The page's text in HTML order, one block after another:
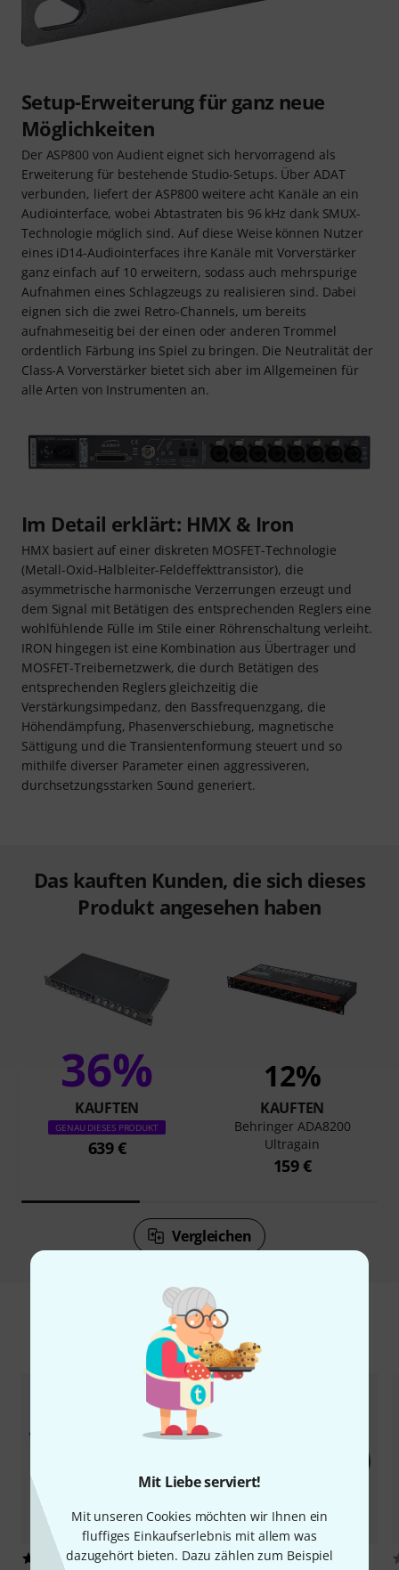
Mit Liebe serviert!
Mit unseren Cookies möchten wir Ihnen ein
fluffiges Einkaufserlebnis mit allem was
dazugehört bieten. Dazu zählen zum Beispiel
Setup-Erweiterung für ganz neue
Möglichkeiten
Der ASP800 von Audient eignet sich hervorragend als
Erweiterung für bestehende Studio-Setups. Über ADAT
verbunden, liefert der ASP800 weitere acht Kanäle an ein
Audiointerface, wobei Abtastraten bis 96 kHz dank SMUX-
Technologie möglich sind. Auf diese Weise können Nutzer
eines iD14-Audiointerfaces ihre Kanäle mit Vorverstärker
ganz einfach auf 10 erweitern, sodass auch mehrspurige
Aufnahmen eines Schlagzeugs zu realisieren sind. Dabei
eignen sich die zwei Retro-Channels, um bereits
aufnahmeseitig bei der einen oder anderen Trommel
ordentlich Färbung ins Spiel zu bringen. Die Neutralität der
Class-A Vorverstärker bietet sich aber im Allgemeinen für
alle Arten von Instrumenten an.
Im Detail erklärt: HMX & Iron
HMX basiert auf einer diskreten MOSFET-Technologie
(Metall-Oxid-Halbleiter-Feldeffekttransistor), die
asymmetrische harmonische Verzerrungen erzeugt und
dem Signal mit Betätigen des entsprechenden Reglers eine
wohlfühlende Fülle im Stile einer Röhrenschaltung verleiht.
IRON hingegen ist eine Kombination aus Übertrager und
MOSFET-Treibernetzwerk, die durch Betätigen des
entsprechenden Reglers gleichzeitig die
Verstärkungsimpedanz, den Bassfrequenzgang, die
Höhendämpfung, Phasenverschiebung, magnetische
Sättigung und die Transientenformung steuert und so
mithilfe diverser Parameter einen aggressiveren,
durchsetzungsstarken Sound generiert.
Das kauften Kunden, die sich dieses
Produkt angesehen haben
36%
KAUFTEN
GENAU DIESES PRODUKT
639 €
12%
KAUFTEN
Behringer ADA8200
Ultragain
159 €
Vergleichen
Zubehör & passende Artikel
333 81